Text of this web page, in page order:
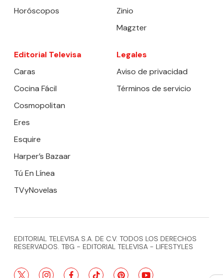
Horóscopos
Zinio
Magzter
Editorial Televisa
Caras
Cocina Fácil
Cosmopolitan
Eres
Esquire
Harper’s Bazaar
Tú En Línea
TVyNovelas
Legales
Aviso de privacidad
Términos de servicio
EDITORIAL TELEVISA S.A. DE C.V. TODOS LOS DERECHOS
RESERVADOS. TBG - EDITORIAL TELEVISA - LIFESTYLES